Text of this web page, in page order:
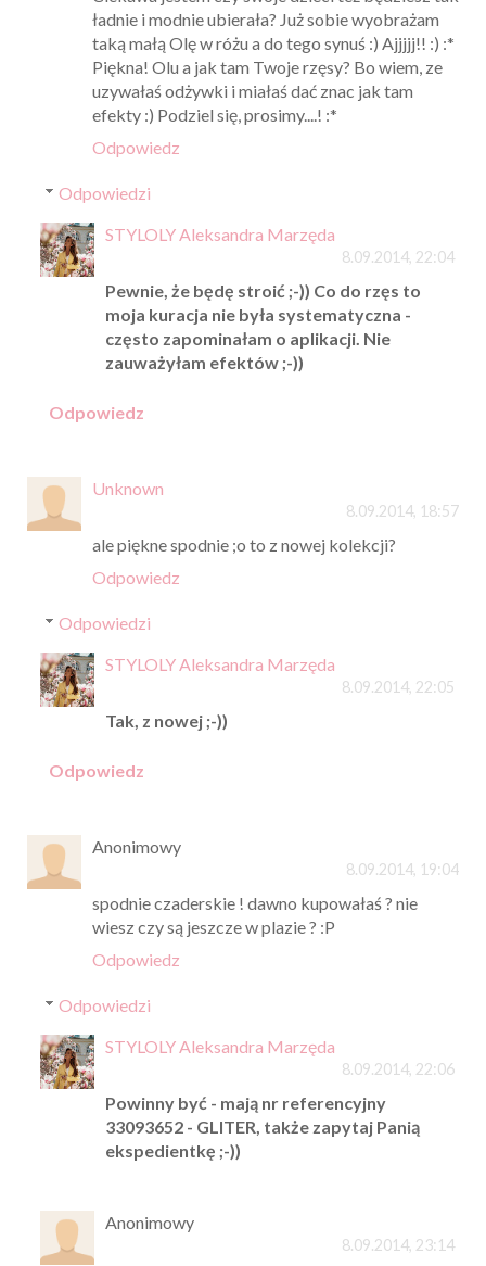
ładnie i modnie ubierała? Już sobie wyobrażam
taką małą Olę w różu a do tego synuś :) Ajjjjj!! :) :*
Piękna! Olu a jak tam Twoje rzęsy? Bo wiem, ze
uzywałaś odżywki i miałaś dać znac jak tam
efekty :) Podziel się, prosimy....! :*
Odpowiedz
Odpowiedzi
STYLOLY Aleksandra Marzęda
8.09.2014, 22:04
Pewnie, że będę stroić ;-)) Co do rzęs to
moja kuracja nie była systematyczna -
często zapominałam o aplikacji. Nie
zauważyłam efektów ;-))
Odpowiedz
Unknown
8.09.2014, 18:57
ale piękne spodnie ;o to z nowej kolekcji?
Odpowiedz
Odpowiedzi
STYLOLY Aleksandra Marzęda
8.09.2014, 22:05
Tak, z nowej ;-))
Odpowiedz
Anonimowy
8.09.2014, 19:04
spodnie czaderskie ! dawno kupowałaś ? nie
wiesz czy są jeszcze w plazie ? :P
Odpowiedz
Odpowiedzi
STYLOLY Aleksandra Marzęda
8.09.2014, 22:06
Powinny być - mają nr referencyjny
33093652 - GLITER, także zapytaj Panią
ekspedientkę ;-))
Anonimowy
8.09.2014, 23:14